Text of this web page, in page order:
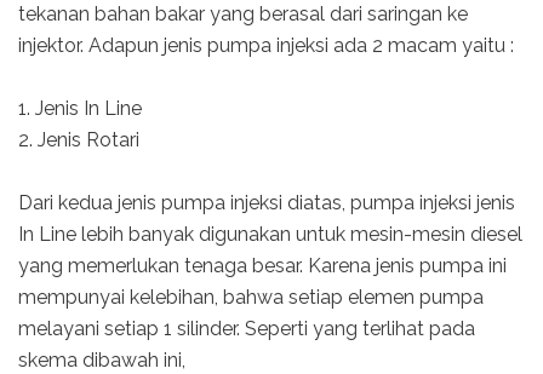
tekanan bahan bakar yang berasal dari saringan ke
injektor. Adapun jenis pumpa injeksi ada 2 macam yaitu :
1. Jenis In Line
2. Jenis Rotari
Dari kedua jenis pumpa injeksi diatas, pumpa injeksi jenis
In Line lebih banyak digunakan untuk mesin-mesin diesel
yang memerlukan tenaga besar. Karena jenis pumpa ini
mempunyai kelebihan, bahwa setiap elemen pumpa
melayani setiap 1 silinder. Seperti yang terlihat pada
skema dibawah ini,